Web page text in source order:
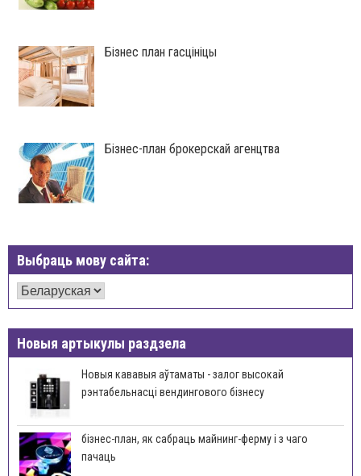
Бізнес план гасцініцы
Бізнес-план брокерскай агенцтва
Выбраць мову сайта:
Новыя артыкулы раздзела
Новыя кававыя аўтаматы - залог высокай
рэнтабельнасці вендингового бізнесу
бізнес-план, як сабраць майнинг-ферму і з чаго
пачаць